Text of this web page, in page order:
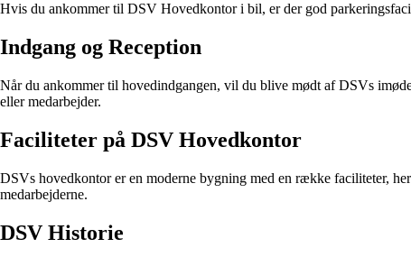
Hvis du ankommer til DSV Hovedkontor i bil, er der god
Indgang og Reception
Når du ankommer til hovedindgangen, vil du blive mødt af DSVs
eller medarbejder.
Faciliteter på DSV Hovedkontor
DSVs hovedkontor er en moderne bygning med en række faciliteter,
medarbejderne.
DSV Historie